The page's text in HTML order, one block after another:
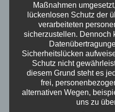
Maßnahmen
lückenlosen Schutz der
verarbeiteten
sicherzustellen. Dennoch
Sicherheitslücken
Schutz nicht
diesem Grund steht es
frei,
alternativen Wegen,
uns zu